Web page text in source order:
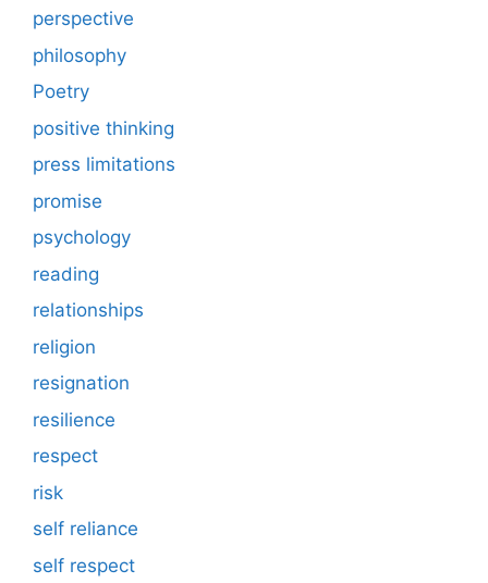
perspective
philosophy
Poetry
positive thinking
press limitations
promise
psychology
reading
relationships
religion
resignation
resilience
respect
risk
self reliance
self respect